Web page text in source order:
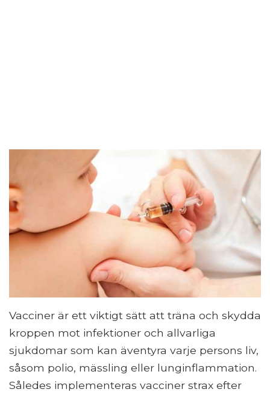
Vacciner är ett viktigt sätt att träna och skydda
kroppen mot infektioner och allvarliga
sjukdomar som kan äventyra varje persons liv,
såsom polio, mässling eller lunginflammation.
Således implementeras vacciner strax efter